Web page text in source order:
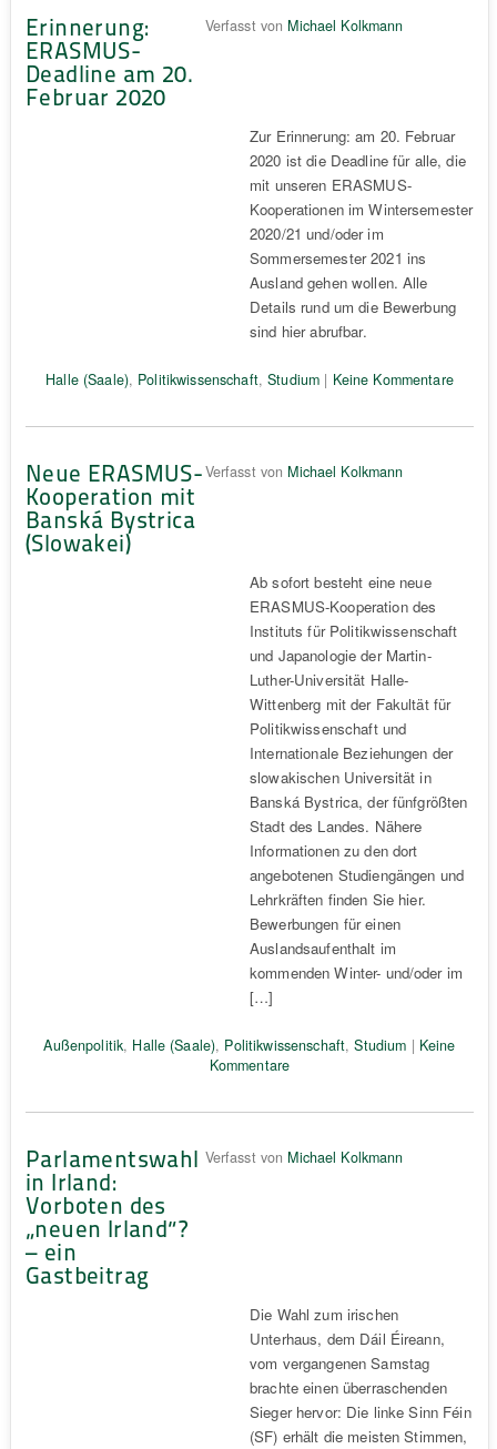
Erinnerung:
ERASMUS-
Deadline am 20.
Februar 2020
Verfasst von Michael Kolkmann
Zur Erinnerung: am 20. Februar
2020 ist die Deadline für alle, die
mit unseren ERASMUS-
Kooperationen im Wintersemester
2020/21 und/oder im
Sommersemester 2021 ins
Ausland gehen wollen. Alle
Details rund um die Bewerbung
sind hier abrufbar.
Halle (Saale), Politikwissenschaft,Studium | Keine Kommentare
Neue ERASMUS-
Kooperation mit
Banská Bystrica
(Slowakei)
Verfasst von Michael Kolkmann
Ab sofort besteht eine neue
ERASMUS-Kooperation des
Instituts für Politikwissenschaft
und Japanologie der Martin-
Luther-Universität Halle-
Wittenberg mit der Fakultät für
Politikwissenschaft und
Internationale Beziehungen der
slowakischen Universität in
Banská Bystrica, der fünfgrößten
Stadt des Landes. Nähere
Informationen zu den dort
angebotenen Studiengängen und
Lehrkräften finden Sie hier.
Bewerbungen für einen
Auslandsaufenthalt im
kommenden Winter- und/oder im
[…]
Außenpolitik, Halle (Saale), Politikwissenschaft,Studium | Keine
Kommentare
Parlamentswahl
in Irland:
Vorboten des
„neuen Irland“?
– ein
Gastbeitrag
Verfasst von Michael Kolkmann
Die Wahl zum irischen
Unterhaus, dem Dáil Éireann,
vom vergangenen Samstag
brachte einen überraschenden
Sieger hervor: Die linke Sinn Féin
(SF) erhält die meisten Stimmen,